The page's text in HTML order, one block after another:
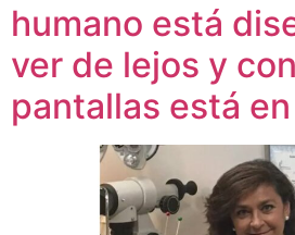
humano está
ver de lejos y
pantallas está